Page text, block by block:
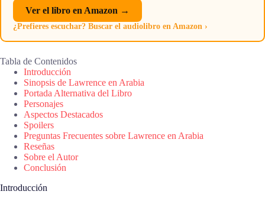
Ver el libro en Amazon →
¿Prefieres escuchar? Buscar el audiolibro en Amazon ›
Tabla de Contenidos
Introducción
Sinopsis de Lawrence en Arabia
Portada Alternativa del Libro
Personajes
Aspectos Destacados
Spoilers
Preguntas Frecuentes sobre Lawrence en Arabia
Reseñas
Sobre el Autor
Conclusión
Introducción